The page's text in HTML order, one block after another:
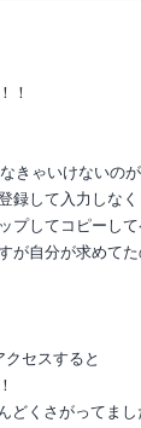
！
きゃいけないのが
録して入力しな
してコピーして
が自分が求めて
セスすると
どくさがってまし